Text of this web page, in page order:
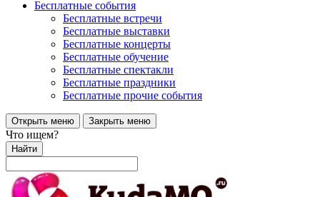
Бесплатные события
Бесплатные встречи
Бесплатные выставки
Бесплатные концерты
Бесплатные обучение
Бесплатные спектакли
Бесплатные праздники
Бесплатные прочие события
Открыть меню Закрыть меню
Что ищем?
Найти